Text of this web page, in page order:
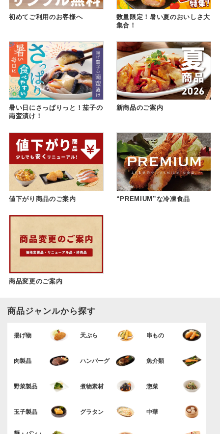
初めてご利用のお客様へ
数量限定！暑い夏のおいしさ大
集合！
暑い日にさっぱりっと！茄子の
南蛮漬け！
新商品のご案内
値下がり商品のご案内 “PREMIUM”な冷凍食品
商品変更のご案内
商品ジャンルから探す
揚げ物 天ぷら 串もの
肉製品 ハンバーグ 魚介類
野菜製品 煮物素材 惣菜
玉子製品 グラタン 中華